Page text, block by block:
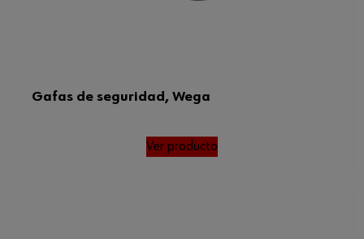
Gafas de seguridad, Wega
Ver producto